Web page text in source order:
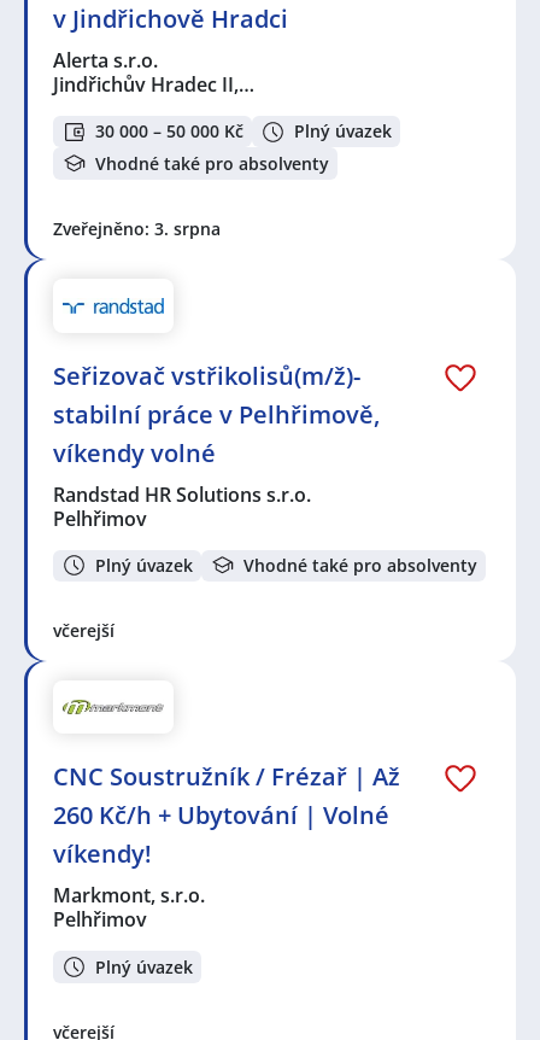
v Jindřichově Hradci
Alerta s.r.o.
Jindřichův Hradec II,…
30 000 – 50 000 Kč
Plný úvazek
Vhodné také pro absolventy
Zveřejněno: 3. srpna
Seřizovač vstřikolisů(m/ž)-
stabilní práce v Pelhřimově,
víkendy volné
Randstad HR Solutions s.r.o.
Pelhřimov
Plný úvazek Vhodné také pro absolventy
včerejší
CNC Soustružník / Frézař | Až
260 Kč/h + Ubytování | Volné
víkendy!
Markmont, s.r.o.
Pelhřimov
Plný úvazek
včerejší